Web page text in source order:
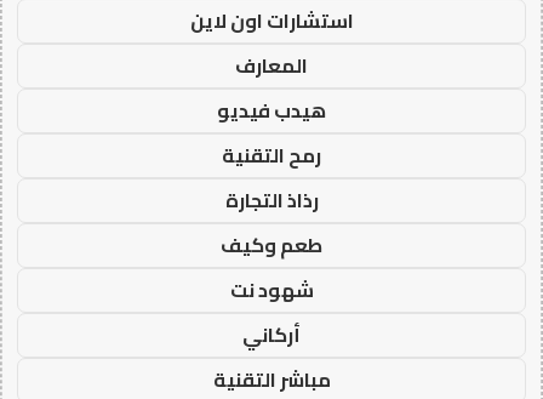
استشارات اون لاين
المعارف
هيدب فيديو
رمح التقنية
رذاذ التجارة
طعم وكيف
شهود نت
أركاني
مباشر التقنية